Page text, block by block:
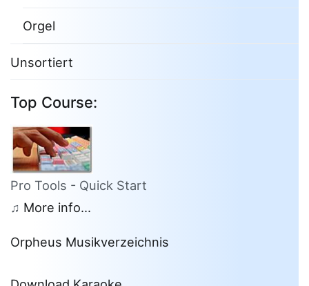
Orgel
Unsortiert
Top Course:
Pro Tools - Quick Start
♫ More info...
Orpheus Musikverzeichnis